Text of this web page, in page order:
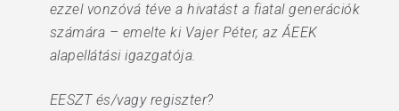
ezzel vonzóvá téve a hivatást a fiatal generációk
számára – emelte ki Vajer Péter, az ÁEEK
alapellátási igazgatója.
EESZT és/vagy regiszter?